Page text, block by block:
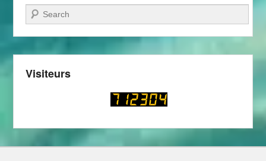
Recherche
Visiteurs